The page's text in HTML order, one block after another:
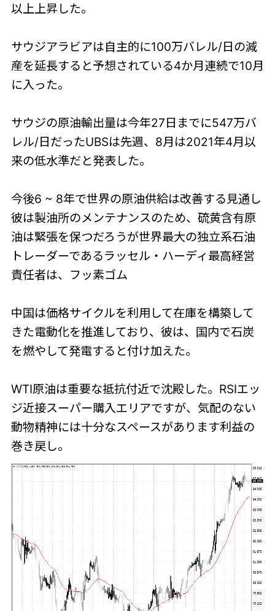
以上上昇した。
サウジアラビアは自主的に100万バレル/日の減
産を延長すると予想されている4か月連続で10月
に入った。
サウジの原油輸出量は今年27日までに547万バ
レル/日だったUBSは先週、8月は2021年4月以
来の低水準だと発表した。
今後6 ~ 8年で世界の原油供給は改善する見通し
彼は製油所のメンテナンスのため、硫黄含有原
油は緊張を保つだろうが世界最大の独立系石油
トレーダーであるラッセル・ハーディ最高経営
責任者は、フッ素ゴム
中国は価格サイクルを利用して在庫を構築して
きた電動化を推進しており、彼は、国内で石炭
を燃やして発電すると付け加えた。
WTI原油は重要な抵抗付近で沈殿した。RSIエッ
ジ近接スーパー購入エリアですが、気配のない
動物精神には十分なスペースがあります利益の
巻き戻し。